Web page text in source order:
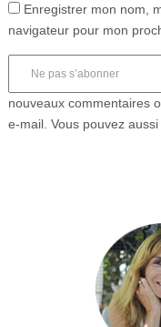
Enregistrer mon nom,
navigateur pour mon
nouveaux commentaires
e-mail. Vous pouvez aussi